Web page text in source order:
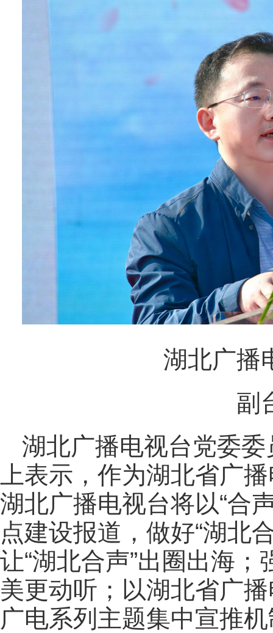
湖北广播
副
湖北广播电视台党委
上表示，作为湖北省广
湖北广播电视台将以“合
点建设报道，做好“湖北
让“湖北合声”出圈出海；
美更动听；以湖北省广
广电系列主题集中宣推